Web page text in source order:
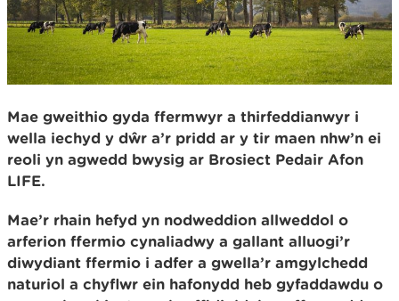
Mae gweithio gyda ffermwyr a thirfeddianwyr i
wella iechyd y dŵr a’r pridd ar y tir maen nhw’n ei
reoli yn agwedd bwysig ar Brosiect Pedair Afon
LIFE.
Mae’r rhain hefyd yn nodweddion allweddol o
arferion ffermio cynaliadwy a gallant alluogi’r
diwydiant ffermio i adfer a gwella’r amgylchedd
naturiol a chyflwr ein hafonydd heb gyfaddawdu o